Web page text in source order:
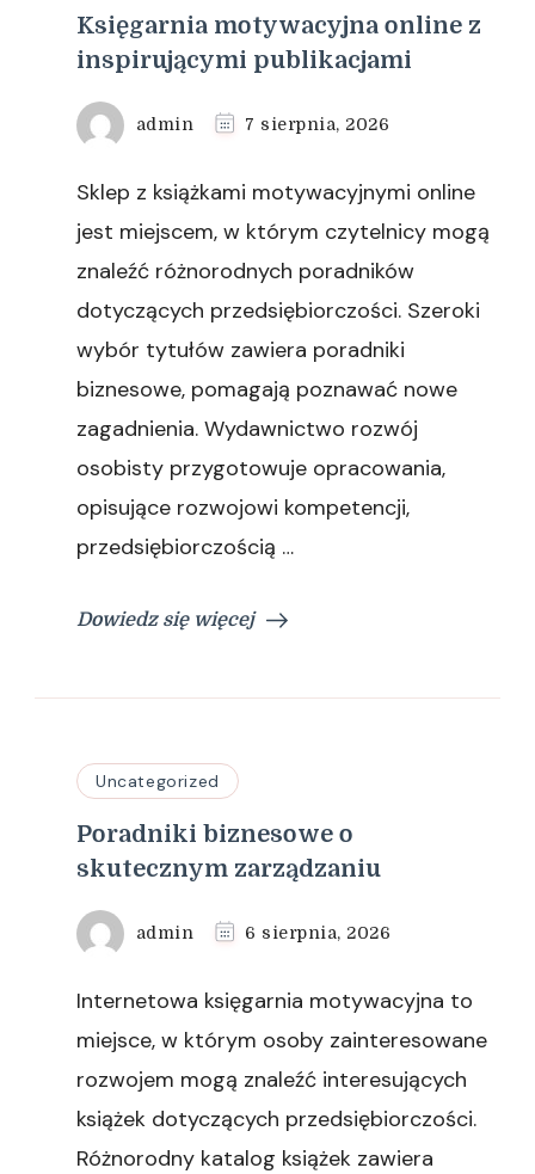
Księgarnia motywacyjna online z
inspirującymi publikacjami
admin 7 sierpnia, 2026
Sklep z książkami motywacyjnymi online
jest miejscem, w którym czytelnicy mogą
znaleźć różnorodnych poradników
dotyczących przedsiębiorczości. Szeroki
wybór tytułów zawiera poradniki
biznesowe, pomagają poznawać nowe
zagadnienia. Wydawnictwo rozwój
osobisty przygotowuje opracowania,
opisujące rozwojowi kompetencji,
przedsiębiorczością …
Dowiedz się więcej
Uncategorized
Poradniki biznesowe o
skutecznym zarządzaniu
admin 6 sierpnia, 2026
Internetowa księgarnia motywacyjna to
miejsce, w którym osoby zainteresowane
rozwojem mogą znaleźć interesujących
książek dotyczących przedsiębiorczości.
Różnorodny katalog książek zawiera